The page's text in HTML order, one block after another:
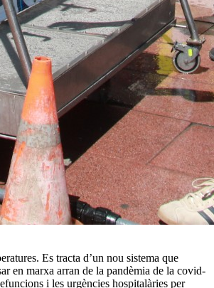
Es tracta d’un nou sistema que
en marxa arran de la pandèmia de la covid-
i les urgències hospitalàries per